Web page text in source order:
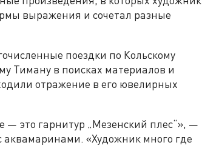
выражения и сочетал разные
поездки по Кольскому
Тиману в поисках материалов и
отражение в его ювелирных
это гарнитур „Мезенский плес“», —
аквамаринами. «Художник много где